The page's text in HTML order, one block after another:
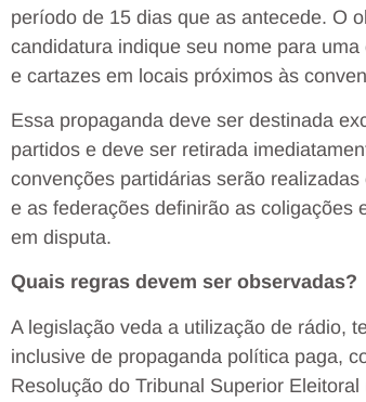
período de 15 dias que as antecede. O
candidatura indique seu nome para
e cartazes em locais próximos às
Essa propaganda deve ser destinada
partidos e deve ser retirada
convenções partidárias serão
e as federações definirão as coligações
em disputa.
Quais regras devem ser observadas?
A legislação veda a utilização de rádio,
inclusive de propaganda política paga,
Resolução do Tribunal Superior